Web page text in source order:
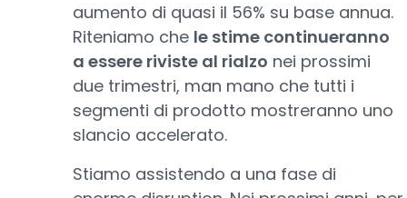
aumento di quasi il 56% su base annua.
Riteniamo che le stime continueranno
a essere riviste al rialzo nei prossimi
due trimestri, man mano che tutti i
segmenti di prodotto mostreranno uno
slancio accelerato.
Stiamo assistendo a una fase di